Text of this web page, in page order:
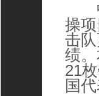
中
操
击
绩
21
国